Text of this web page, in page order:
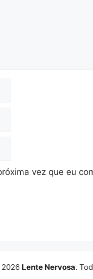
vez que eu
Lente Nervosa.